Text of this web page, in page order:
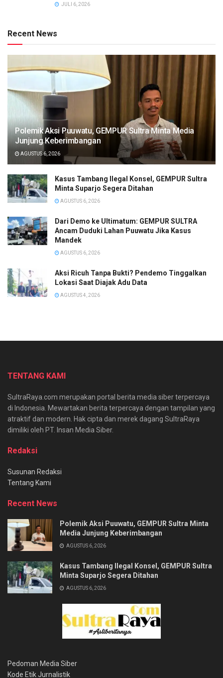
JULI 6, 2026
Recent News
Polemik Aksi Puuwatu, GEMPUR Sultra Minta Media
Junjung Keberimbangan
AGUSTUS 6, 2026
Kasus Tambang Ilegal Konsel, GEMPUR Sultra
Minta Suparjo Segera Ditahan
AGUSTUS 6, 2026
Dari Demo ke Ultimatum: GEMPUR SULTRA
Ancam Duduki Lahan Puuwatu Jika Kasus
Mandek
AGUSTUS 6, 2026
Aksi Ricuh Tanpa Bukti? Pendemo Tinggalkan
Lokasi Saat Diajak Adu Data
AGUSTUS 4, 2026
TENTANG KAMI
SultraRaya.com merupakan portal berita media siber terpercaya
di Indonesia. Mewartakan berita terpercaya dengan tampilan yang
atraktif dan modern. Hak cipta dan merek dagang SultraRaya
dimiliki oleh PT. Insan Media Siber.
Redaksi
Susunan Redaksi
Tentang Kami
Recent News
Polemik Aksi Puuwatu, GEMPUR Sultra Minta
Media Junjung Keberimbangan
AGUSTUS 6, 2026
Kasus Tambang Ilegal Konsel, GEMPUR Sultra
Minta Suparjo Segera Ditahan
AGUSTUS 6, 2026
Pedoman Media Siber
Kode Etik Jurnalistik